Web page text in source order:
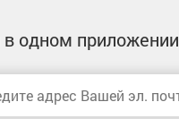
в одном приложении